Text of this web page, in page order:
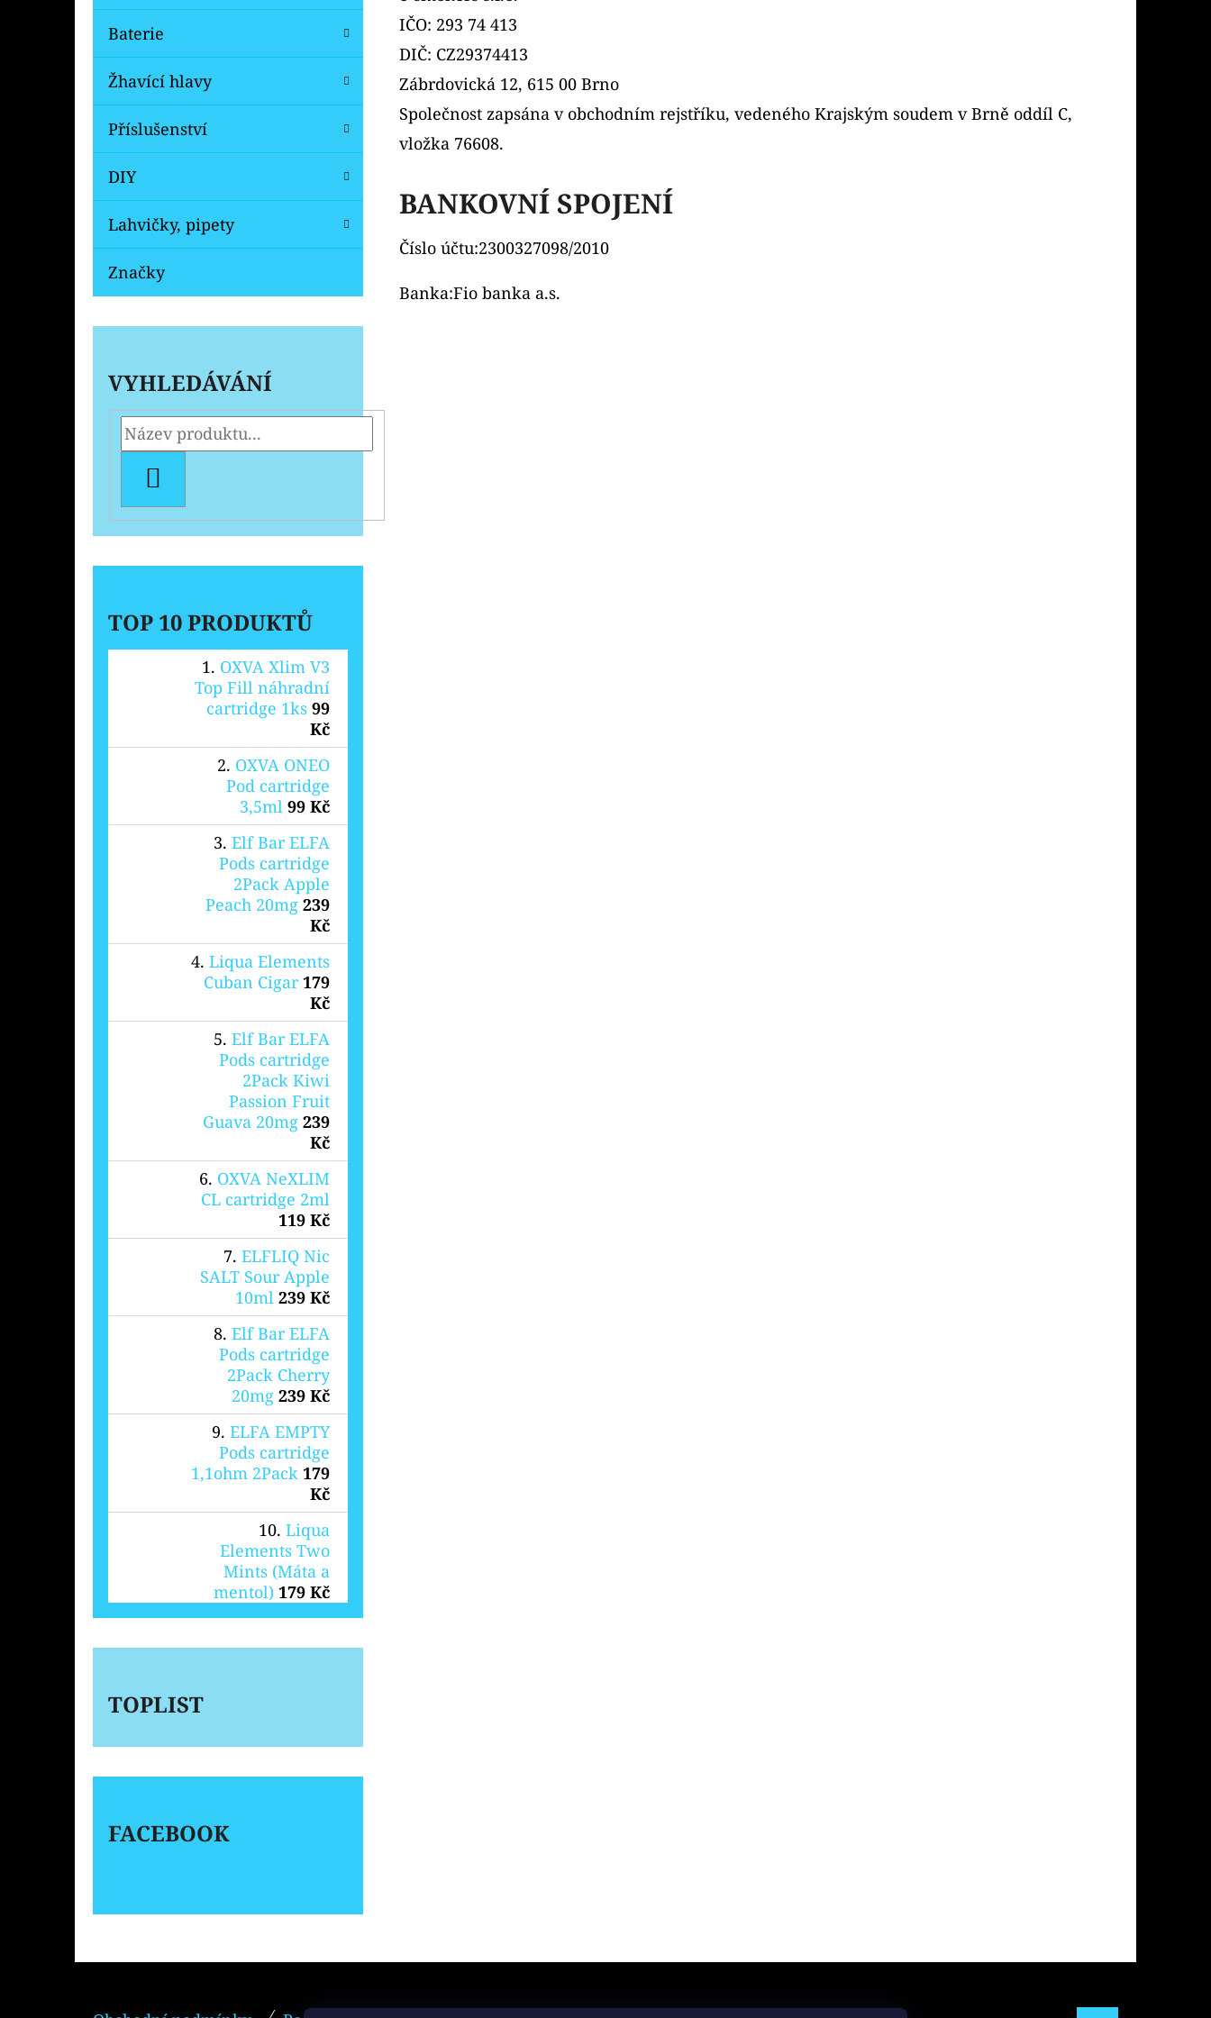
Baterie
Žhavící hlavy
Příslušenství
DIY
Lahvičky, pipety
Značky
VYHLEDÁVÁNÍ
TOP 10 PRODUKTŮ
OXVA Xlim V3
Top Fill náhradní
cartridge 1ks 99
Kč
OXVA ONEO
Pod cartridge
3,5ml 99 Kč
Elf Bar ELFA
Pods cartridge
2Pack Apple
Peach 20mg 239
Kč
Liqua Elements
Cuban Cigar 179
Kč
Elf Bar ELFA
Pods cartridge
2Pack Kiwi
Passion Fruit
Guava 20mg 239
Kč
OXVA NeXLIM
CL cartridge 2ml
119 Kč
ELFLIQ Nic
SALT Sour Apple
10ml 239 Kč
Elf Bar ELFA
Pods cartridge
2Pack Cherry
20mg 239 Kč
ELFA EMPTY
Pods cartridge
1,1ohm 2Pack 179
Kč
Liqua
Elements Two
Mints (Máta a
mentol) 179 Kč
TOPLIST
FACEBOOK
IČO: 293 74 413
DIČ: CZ29374413
Zábrdovická 12, 615 00 Brno
Společnost zapsána v obchodním rejstříku, vedeného Krajským soudem v Brně oddíl C,
vložka 76608.
BANKOVNÍ SPOJENÍ
Číslo účtu:2300327098/2010
Banka:Fio banka a.s.